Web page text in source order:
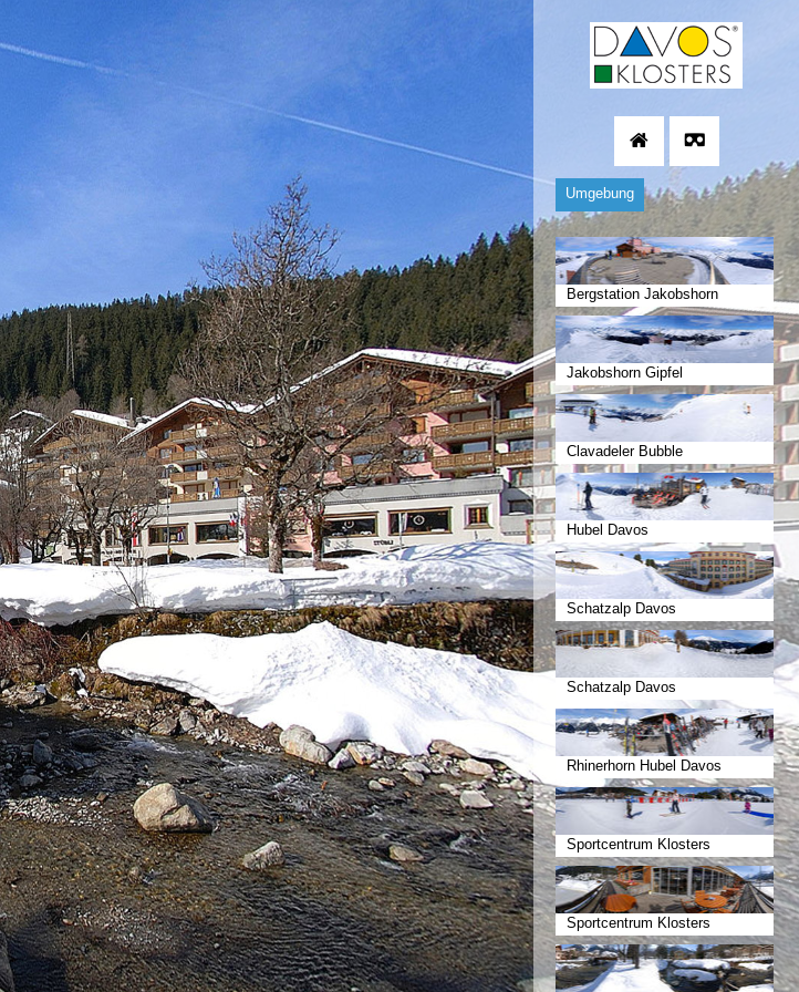
Umgebung
Bergstation Jakobshorn
Jakobshorn Gipfel
Clavadeler Bubble
Hubel Davos
Schatzalp Davos
Schatzalp Davos
Rhinerhorn Hubel Davos
Sportcentrum Klosters
Sportcentrum Klosters